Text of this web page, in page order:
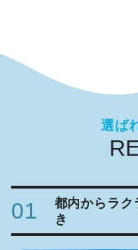
選ば
01
都内からラ
き